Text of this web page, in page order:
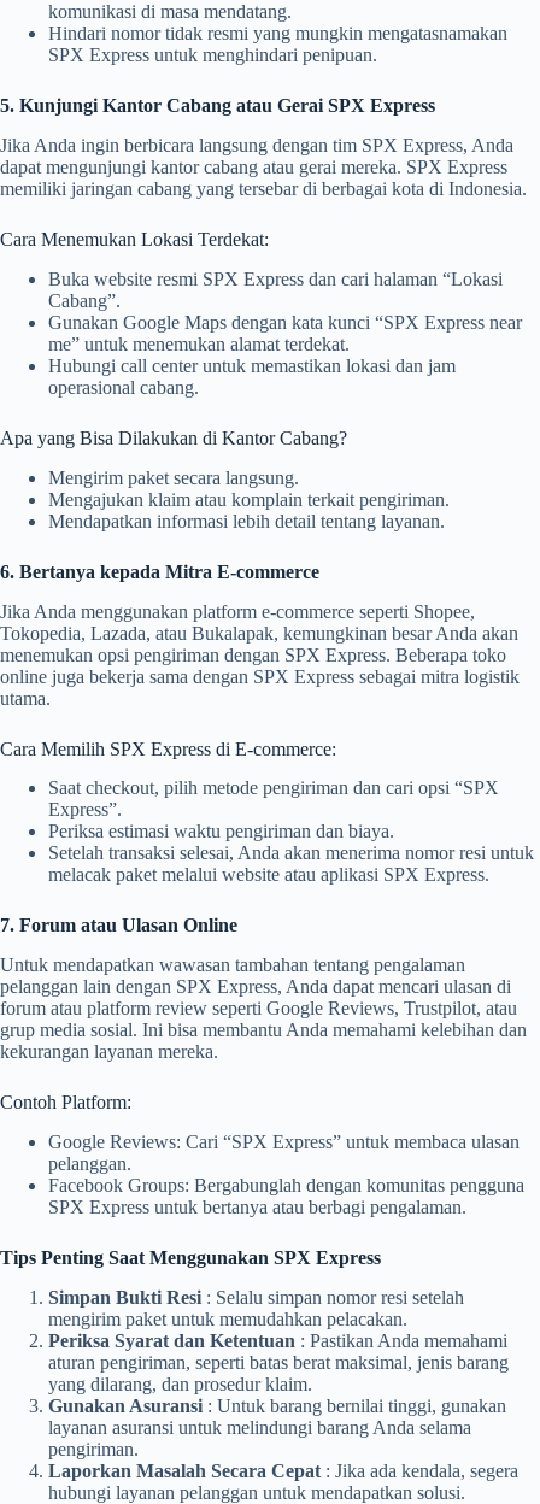
komunikasi di masa mendatang.
Hindari nomor tidak resmi yang mungkin mengatasnamakan
SPX Express untuk menghindari penipuan.
5. Kunjungi Kantor Cabang atau Gerai SPX Express
Jika Anda ingin berbicara langsung dengan tim SPX Express, Anda
dapat mengunjungi kantor cabang atau gerai mereka. SPX Express
memiliki jaringan cabang yang tersebar di berbagai kota di Indonesia.
Cara Menemukan Lokasi Terdekat:
Buka website resmi SPX Express dan cari halaman “Lokasi
Cabang”.
Gunakan Google Maps dengan kata kunci “SPX Express near
me” untuk menemukan alamat terdekat.
Hubungi call center untuk memastikan lokasi dan jam
operasional cabang.
Apa yang Bisa Dilakukan di Kantor Cabang?
Mengirim paket secara langsung.
Mengajukan klaim atau komplain terkait pengiriman.
Mendapatkan informasi lebih detail tentang layanan.
6. Bertanya kepada Mitra E-commerce
Jika Anda menggunakan platform e-commerce seperti Shopee,
Tokopedia, Lazada, atau Bukalapak, kemungkinan besar Anda akan
menemukan opsi pengiriman dengan SPX Express. Beberapa toko
online juga bekerja sama dengan SPX Express sebagai mitra logistik
utama.
Cara Memilih SPX Express di E-commerce:
Saat checkout, pilih metode pengiriman dan cari opsi “SPX
Express”.
Periksa estimasi waktu pengiriman dan biaya.
Setelah transaksi selesai, Anda akan menerima nomor resi untuk
melacak paket melalui website atau aplikasi SPX Express.
7. Forum atau Ulasan Online
Untuk mendapatkan wawasan tambahan tentang pengalaman
pelanggan lain dengan SPX Express, Anda dapat mencari ulasan di
forum atau platform review seperti Google Reviews, Trustpilot, atau
grup media sosial. Ini bisa membantu Anda memahami kelebihan dan
kekurangan layanan mereka.
Contoh Platform:
Google Reviews: Cari “SPX Express” untuk membaca ulasan
pelanggan.
Facebook Groups: Bergabunglah dengan komunitas pengguna
SPX Express untuk bertanya atau berbagi pengalaman.
Tips Penting Saat Menggunakan SPX Express
Simpan Bukti Resi : Selalu simpan nomor resi setelah
mengirim paket untuk memudahkan pelacakan.
Periksa Syarat dan Ketentuan : Pastikan Anda memahami
aturan pengiriman, seperti batas berat maksimal, jenis barang
yang dilarang, dan prosedur klaim.
Gunakan Asuransi : Untuk barang bernilai tinggi, gunakan
layanan asuransi untuk melindungi barang Anda selama
pengiriman.
Laporkan Masalah Secara Cepat : Jika ada kendala, segera
hubungi layanan pelanggan untuk mendapatkan solusi.